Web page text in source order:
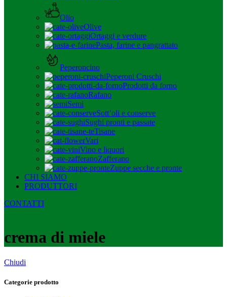
Olio
Olive
Ortaggi e verdure
Pasta, farine e pangrattato
Peperoncino
Peperoni Cruschi
Prodotti da forno
Rafano
Semi
Sott’oli e conserve
Sughi pronti e passate
Tisane
Vari
Vino e liquori
Zafferano
Zuppe secche e pronte
CHI SIAMO
PRODUTTORI
CONTATTI
crema di miele
Chiudi
Categorie prodotto